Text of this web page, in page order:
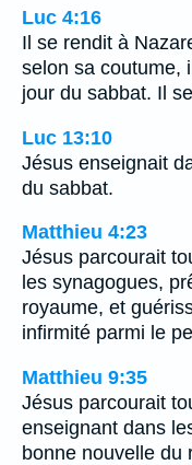
Luc 4:16
Il se rendit à
selon sa coutume,
jour du sabbat. Il
Luc 13:10
Jésus enseignait
du sabbat.
Matthieu 4:23
Jésus parcourait
les synagogues,
royaume, et
infirmité parmi le
Matthieu 9:35
Jésus parcourait
enseignant dans
bonne nouvelle du